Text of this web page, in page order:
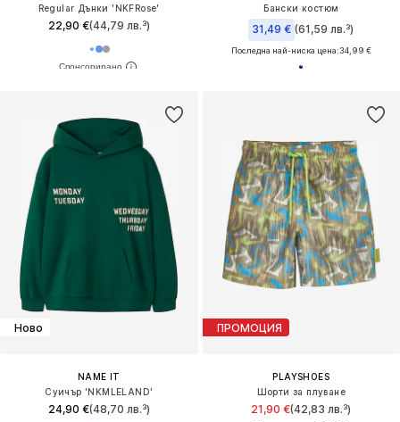
Regular Дънки 'NKFRose'
22,90 €(44,79 лв.³)
Бански костюм
31,49 € (61,59 лв.³)
Последна най-ниска цена:34,99 €
Ново
NAME IT
Суичър 'NKMLELAND'
24,90 €(48,70 лв.³)
ПРОМОЦИЯ
PLAYSHOES
Шорти за плуване
21,90 €(42,83 лв.³)